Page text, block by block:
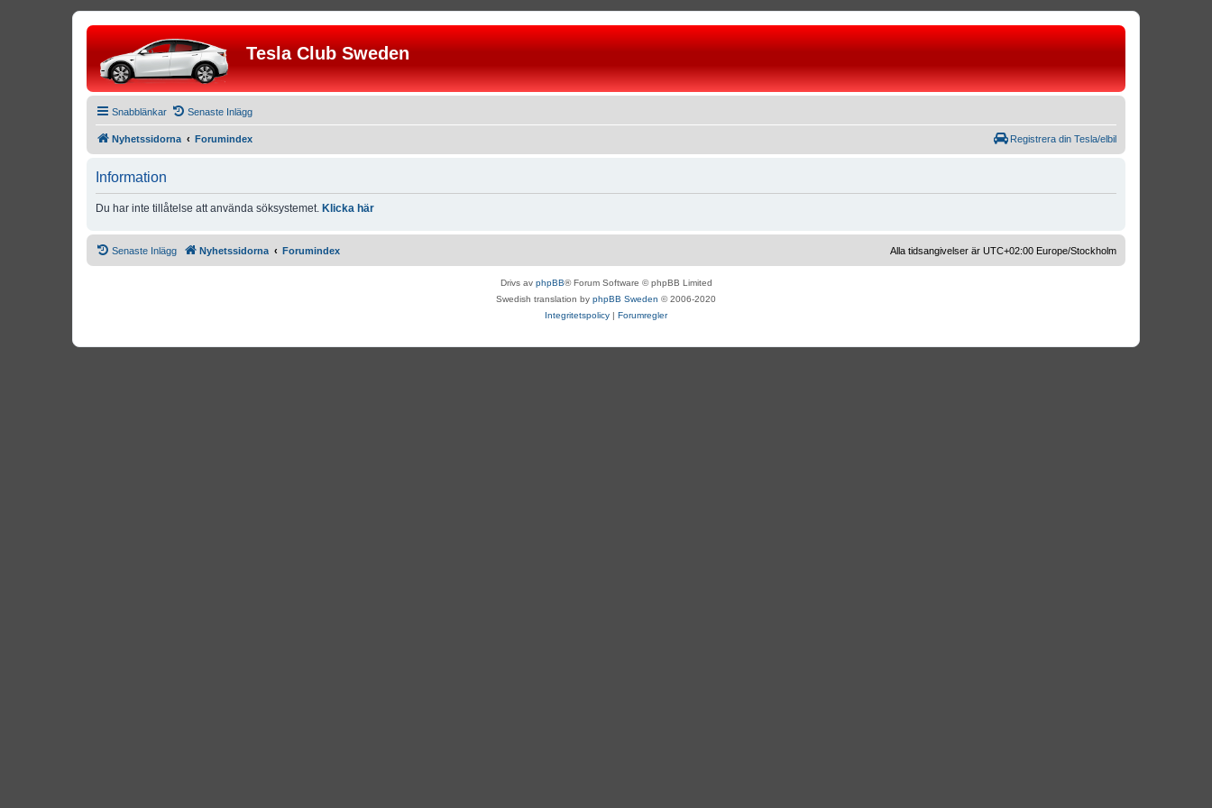
Tesla Club Sweden
Snabblänkar Senaste Inlägg
Nyhetssidorna Forumindex Registrera din Tesla/elbil
Information
Du har inte tillåtelse att använda söksystemet. Klicka här
Senaste Inlägg Nyhetssidorna Forumindex Alla tidsangivelser är UTC+02:00 Europe/Stockholm
Drivs av phpBB® Forum Software © phpBB Limited
Swedish translation by phpBB Sweden © 2006-2020
Integritetspolicy | Forumregler